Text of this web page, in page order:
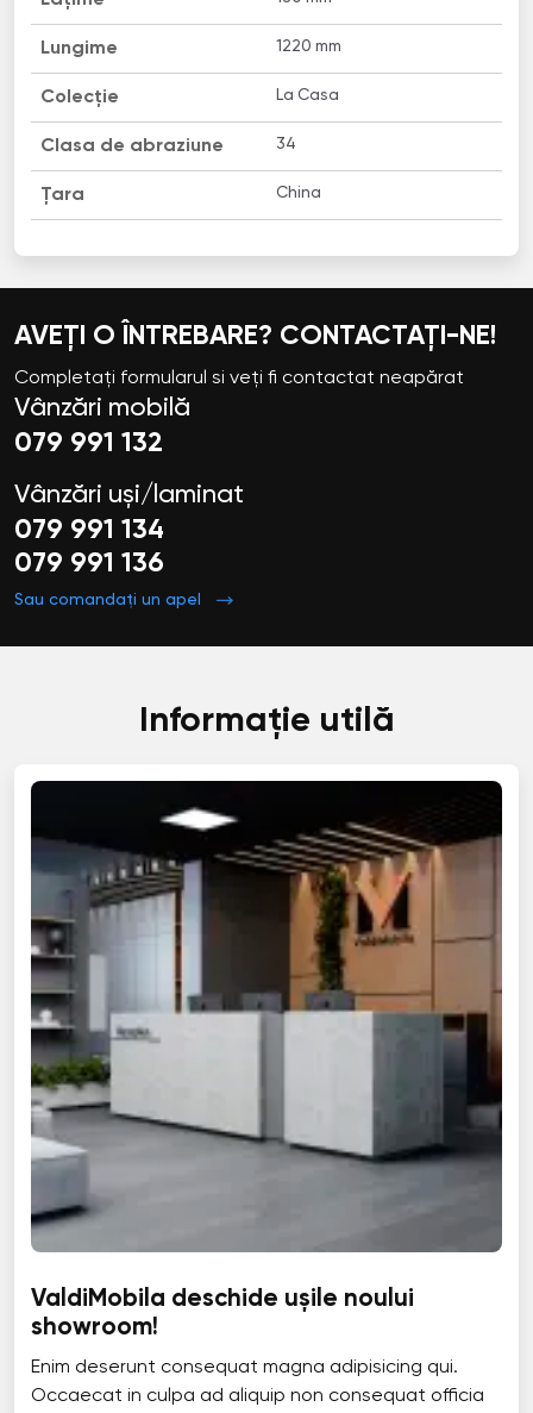
Lungime 1220 mm
Colecție La Casa
Clasa de abraziune 34
Țara China
AVEȚI O ÎNTREBARE? CONTACTAȚI-NE!
Completați formularul si veți fi contactat neapărat
Vânzări mobilă
079 991 132
Vânzări uși/laminat
079 991 134
079 991 136
Sau comandați un apel
Informație utilă
ValdiMobila deschide ușile noului
showroom!
Enim deserunt consequat magna adipisicing qui.
Occaecat in culpa ad aliquip non consequat officia